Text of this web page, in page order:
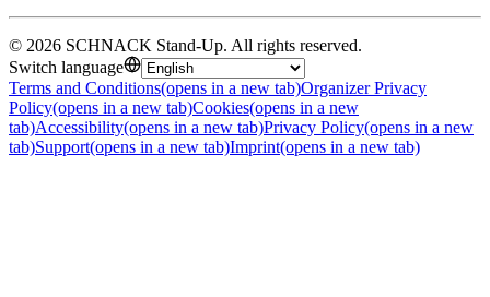
© 2026 SCHNACK Stand-Up. All rights reserved.
Switch language
Terms and Conditions(opens in a new tab)Organizer Privacy
Policy(opens in a new tab)Cookies(opens in a new
tab)Accessibility(opens in a new tab)Privacy Policy(opens in a new
tab)Support(opens in a new tab)Imprint(opens in a new tab)